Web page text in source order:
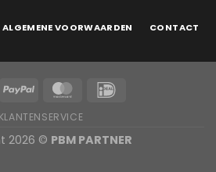
ALGEMENE VOORWAARDEN CONTACT
KLANTENSERVICE
2026 © PBM PARTNER